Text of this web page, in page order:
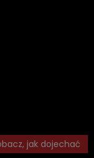
jak dojechać